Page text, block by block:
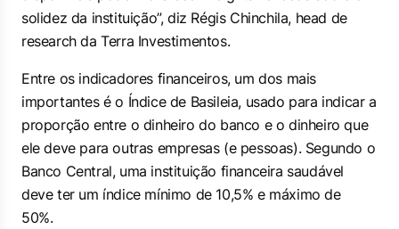
solidez da instituição”, diz Régis Chinchila, head de
research da Terra Investimentos.
Entre os indicadores financeiros, um dos mais
importantes é o Índice de Basileia, usado para indicar a
proporção entre o dinheiro do banco e o dinheiro que
ele deve para outras empresas (e pessoas). Segundo o
Banco Central, uma instituição financeira saudável
deve ter um índice mínimo de 10,5% e máximo de
50%.